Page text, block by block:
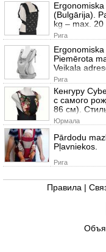
(Bulgārija).
kg – max.
Рига
Piemērota
Veikala
Рига
Кенгуру
с самого
86 см).
Юрмала
Pārdodu
Pļavniekos.
Рига
Правила